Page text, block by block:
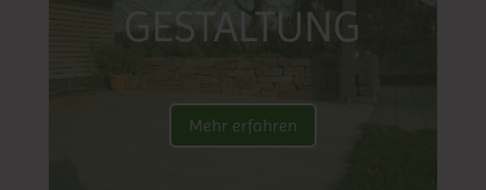
GESTALTUNG
Mehr erfahren